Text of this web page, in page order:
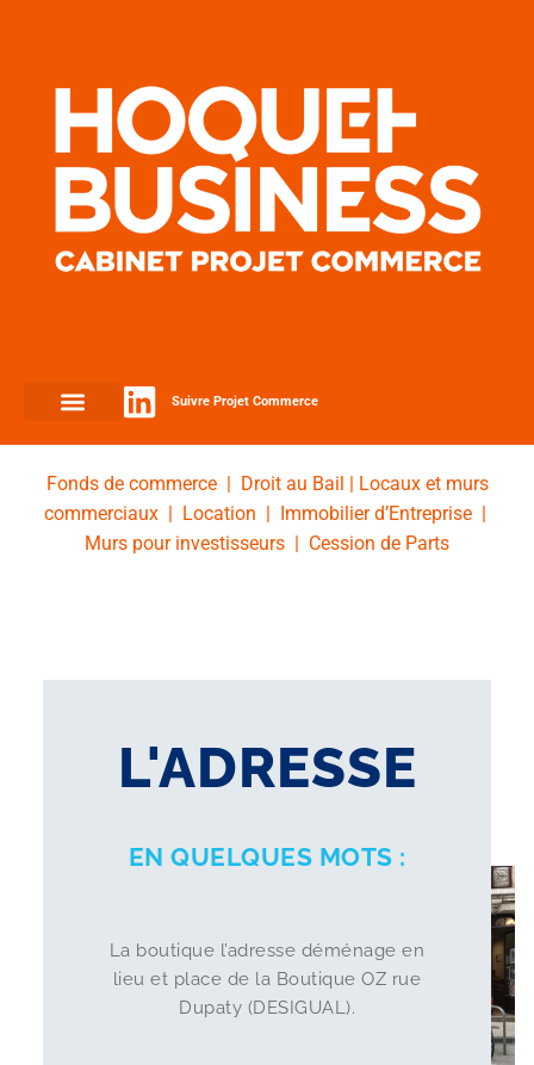
Suivre Projet Commerce
Fonds de commerce| Droit au Bail
Locaux et murs
commerciaux| Location Immobilier d’Entreprise|
Murs pour investisseurs
Cession de Parts
L'ADRESSE
EN QUELQUES MOTS :
La boutique l’adresse déménage en
lieu et place de la Boutique OZ rue
Dupaty (DESIGUAL).